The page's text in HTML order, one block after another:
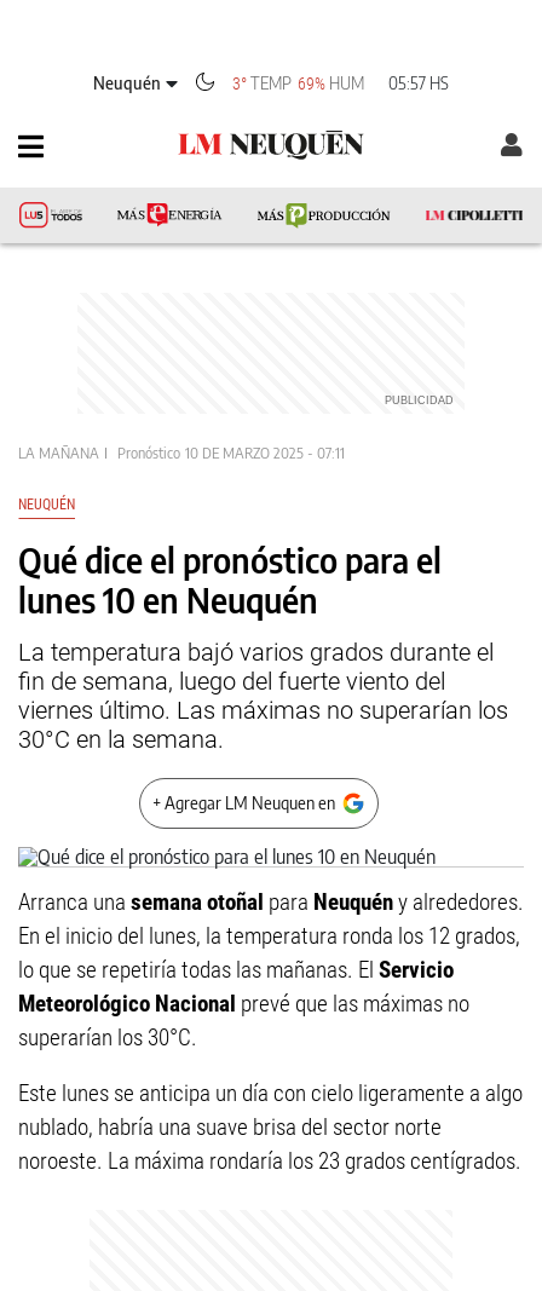
Neuquén 3°TEMP 69% HUM 05:57 HS
LA MAÑANA Pronóstico 10 DE MARZO 2025 - 07:11
NEUQUÉN
Qué dice el pronóstico para el
lunes 10 en Neuquén
La temperatura bajó varios grados durante el
fin de semana, luego del fuerte viento del
viernes último. Las máximas no superarían los
30°C en la semana.
+ Agregar LM Neuquen en
Arranca una semana otoñal para Neuquény alrededores.
En el inicio del lunes, la temperatura ronda los 12 grados,
lo que se repetiría todas las mañanas. El Servicio
Meteorológico Nacional prevé que las máximas no
superarían los 30°C.
Este lunes se anticipa un día con cielo ligeramente a algo
nublado, habría una suave brisa del sector norte
noroeste. La máxima rondaría los 23 grados centígrados.